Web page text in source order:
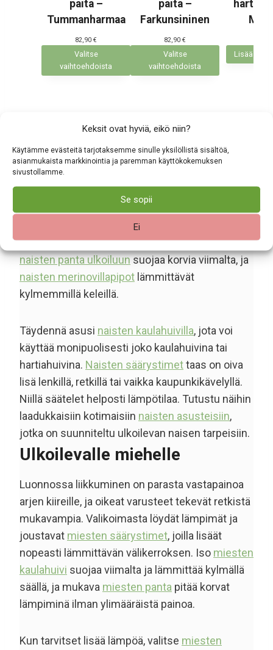
Keksit ovat hyviä, eikö niin?
Käytämme evästeitä tarjotaksemme sinulle yksilöllistä sisältöä,
asianmukaista markkinointia ja paremman käyttökokemuksen
sivustollamme.
Se sopii
Ei
paita –
Tummanharmaa
82,90€
Valitse
vaihtoehdoista
paita –
Farkunsininen
82,90€
Valitse
vaihtoehdoista
Lisää
Ulkoilevalle naiselle
Luonnossa liikkuminen virkistää ja rentouttaa.
Valikoimasta löydät sinun väreihin sopivat
, jotka pitävät posket
lämpimänä tuulisillakin poluilla. Kevyt ja joustava
naisten panta ulkoiluunsuojaa korvia viimalta, ja
naisten merinovillapipot lämmittävät
kylmemmillä keleillä.
Täydennä asusi naisten kaulahuivilla, jota voi
käyttää monipuolisesti joko kaulahuivina tai
hartiahuivina. Naisten säärystimettaas on oiva
lisä lenkillä, retkillä tai vaikka kaupunkikävelyllä.
Niillä säätelet helposti lämpötilaa. Tutustu näihin
laadukkaisiin kotimaisiin naisten asusteisiin,
jotka on suunniteltu ulkoilevan naisen tarpeisiin.
Ulkoilevalle miehelle
Luonnossa liikkuminen on parasta vastapainoa
arjen kiireille, ja oikeat varusteet tekevät retkistä
mukavampia. Valikoimasta löydät lämpimät ja
joustavat miesten säärystimet, joilla lisäät
nopeasti lämmittävän välikerroksen. Iso miesten
kaulahuivi suojaa viimalta ja lämmittää kylmällä
säällä, ja mukava miesten panta pitää korvat
lämpiminä ilman ylimääräistä painoa.
Kun tarvitset lisää lämpöä, valitse miesten